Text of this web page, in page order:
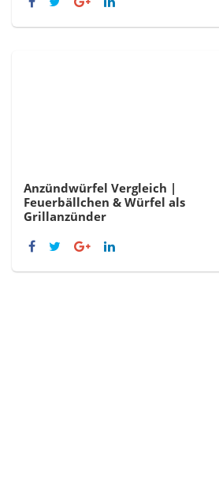
Anzündwürfel Vergleich |
Feuerbällchen & Würfel als
Grillanzünder